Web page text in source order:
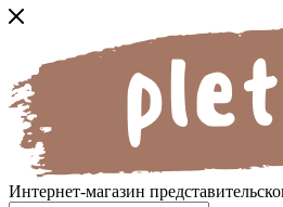
Интернет-магазин